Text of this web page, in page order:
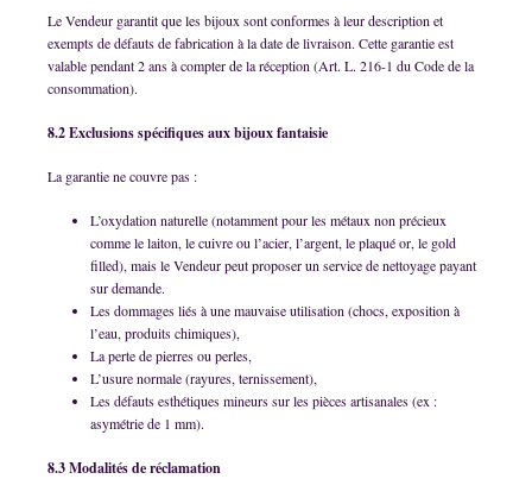
Le Vendeur garantit que les bijoux sont conformes à leur description et
exempts de défauts de fabrication à la date de livraison. Cette garantie est
valable pendant 2 ans à compter de la réception (Art. L. 216-1 du Code de la
consommation).
8.2 Exclusions spécifiques aux bijoux fantaisie
La garantie ne couvre pas :
L’oxydation naturelle (notamment pour les métaux non précieux
comme le laiton, le cuivre ou l’acier, l’argent, le plaqué or, le gold
filled), mais le Vendeur peut proposer un service de nettoyage payant
sur demande.
Les dommages liés à une mauvaise utilisation (chocs, exposition à
l’eau, produits chimiques),
La perte de pierres ou perles,
L’usure normale (rayures, ternissement),
Les défauts esthétiques mineurs sur les pièces artisanales (ex :
asymétrie de 1 mm).
8.3 Modalités de réclamation